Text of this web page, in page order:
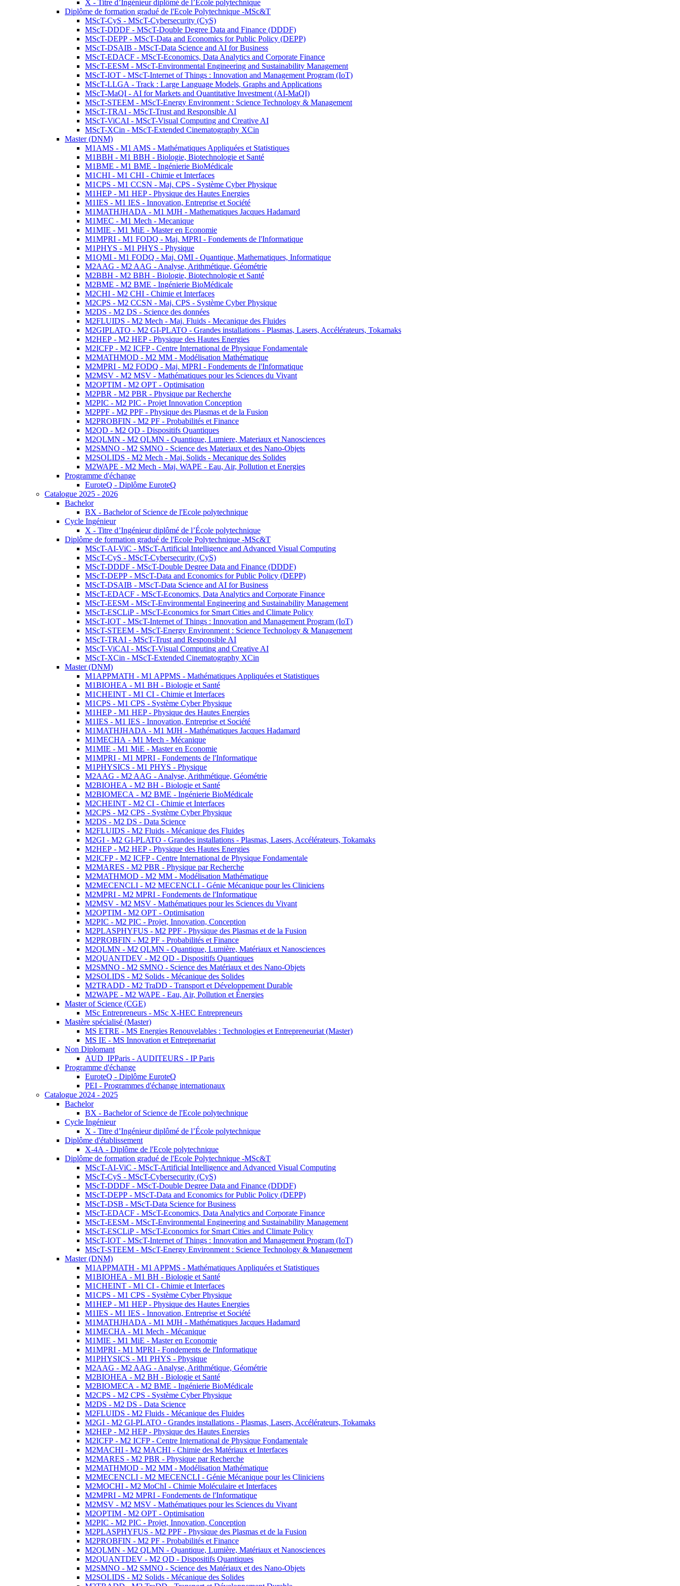
X - Titre d’Ingénieur diplômé de l’École polytechnique
Diplôme de formation gradué de l'Ecole Polytechnique -MSc&T
MScT-CyS - MScT-Cybersecurity (CyS)
MScT-DDDF - MScT-Double Degree Data and Finance (DDDF)
MScT-DEPP - MScT-Data and Economics for Public Policy (DEPP)
MScT-DSAIB - MScT-Data Science and AI for Business
MScT-EDACF - MScT-Economics, Data Analytics and Corporate Finance
MScT-EESM - MScT-Environmental Engineering and Sustainability Management
MScT-IOT - MScT-Internet of Things : Innovation and Management Program (IoT)
MScT-LLGA - Track : Large Language Models, Graphs and Applications
MScT-MaQI - AI for Markets and Quantitative Investment (AI-MaQI)
MScT-STEEM - MScT-Energy Environment : Science Technology & Management
MScT-TRAI - MScT-Trust and Responsible AI
MScT-ViCAI - MScT-Visual Computing and Creative AI
MScT-XCin - MScT-Extended Cinematography XCin
Master (DNM)
M1AMS - M1 AMS - Mathématiques Appliquées et Statistiques
M1BBH - M1 BBH - Biologie, Biotechnologie et Santé
M1BME - M1 BME - Ingénierie BioMédicale
M1CHI - M1 CHI - Chimie et Interfaces
M1CPS - M1 CCSN - Maj. CPS - Système Cyber Physique
M1HEP - M1 HEP - Physique des Hautes Energies
M1IES - M1 IES - Innovation, Entreprise et Société
M1MATHJHADA - M1 MJH - Mathematiques Jacques Hadamard
M1MEC - M1 Mech - Mecanique
M1MIE - M1 MiE - Master en Economie
M1MPRI - M1 FODQ - Maj. MPRI - Fondements de l'Informatique
M1PHYS - M1 PHYS - Physique
M1QMI - M1 FODQ - Maj. QMI - Quantique, Mathematiques, Informatique
M2AAG - M2 AAG - Analyse, Arithmétique, Géométrie
M2BBH - M2 BBH - Biologie, Biotechnologie et Santé
M2BME - M2 BME - Ingénierie BioMédicale
M2CHI - M2 CHI - Chimie et Interfaces
M2CPS - M2 CCSN - Maj. CPS - Système Cyber Physique
M2DS - M2 DS - Science des données
M2FLUIDS - M2 Mech - Maj. Fluids - Mecanique des Fluides
M2GIPLATO - M2 GI-PLATO - Grandes installations - Plasmas, Lasers, Accélérateurs, Tokamaks
M2HEP - M2 HEP - Physique des Hautes Energies
M2ICFP - M2 ICFP - Centre International de Physique Fondamentale
M2MATHMOD - M2 MM - Modélisation Mathématique
M2MPRI - M2 FODQ - Maj. MPRI - Fondements de l'Informatique
M2MSV - M2 MSV - Mathématiques pour les Sciences du Vivant
M2OPTIM - M2 OPT - Optimisation
M2PBR - M2 PBR - Physique par Recherche
M2PIC - M2 PIC - Projet Innovation Conception
M2PPF - M2 PPF - Physique des Plasmas et de la Fusion
M2PROBFIN - M2 PF - Probabilités et Finance
M2QD - M2 QD - Dispositifs Quantiques
M2QLMN - M2 QLMN - Quantique, Lumiere, Materiaux et Nanosciences
M2SMNO - M2 SMNO - Science des Materiaux et des Nano-Objets
M2SOLIDS - M2 Mech - Maj. Solids - Mecanique des Solides
M2WAPE - M2 Mech - Maj. WAPE - Eau, Air, Pollution et Energies
Programme d'échange
EuroteQ - Diplôme EuroteQ
Catalogue 2025 - 2026
Bachelor
BX - Bachelor of Science de l'Ecole polytechnique
Cycle Ingénieur
X - Titre d’Ingénieur diplômé de l’École polytechnique
Diplôme de formation gradué de l'Ecole Polytechnique -MSc&T
MScT-AI-ViC - MScT-Artificial Intelligence and Advanced Visual Computing
MScT-CyS - MScT-Cybersecurity (CyS)
MScT-DDDF - MScT-Double Degree Data and Finance (DDDF)
MScT-DEPP - MScT-Data and Economics for Public Policy (DEPP)
MScT-DSAIB - MScT-Data Science and AI for Business
MScT-EDACF - MScT-Economics, Data Analytics and Corporate Finance
MScT-EESM - MScT-Environmental Engineering and Sustainability Management
MScT-ESCLiP - MScT-Economics for Smart Cities and Climate Policy
MScT-IOT - MScT-Internet of Things : Innovation and Management Program (IoT)
MScT-STEEM - MScT-Energy Environment : Science Technology & Management
MScT-TRAI - MScT-Trust and Responsible AI
MScT-ViCAI - MScT-Visual Computing and Creative AI
MScT-XCin - MScT-Extended Cinematography XCin
Master (DNM)
M1APPMATH - M1 APPMS - Mathématiques Appliquées et Statistiques
M1BIOHEA - M1 BH - Biologie et Santé
M1CHEINT - M1 CI - Chimie et Interfaces
M1CPS - M1 CPS - Système Cyber Physique
M1HEP - M1 HEP - Physique des Hautes Energies
M1IES - M1 IES - Innovation, Entreprise et Société
M1MATHJHADA - M1 MJH - Mathématiques Jacques Hadamard
M1MECHA - M1 Mech - Mécanique
M1MIE - M1 MiE - Master en Economie
M1MPRI - M1 MPRI - Fondements de l'Informatique
M1PHYSICS - M1 PHYS - Physique
M2AAG - M2 AAG - Analyse, Arithmétique, Géométrie
M2BIOHEA - M2 BH - Biologie et Santé
M2BIOMECA - M2 BME - Ingénierie BioMédicale
M2CHEINT - M2 CI - Chimie et Interfaces
M2CPS - M2 CPS - Système Cyber Physique
M2DS - M2 DS - Data Science
M2FLUIDS - M2 Fluids - Mécanique des Fluides
M2GI - M2 GI-PLATO - Grandes installations - Plasmas, Lasers, Accélérateurs, Tokamaks
M2HEP - M2 HEP - Physique des Hautes Energies
M2ICFP - M2 ICFP - Centre International de Physique Fondamentale
M2MARES - M2 PBR - Physique par Recherche
M2MATHMOD - M2 MM - Modélisation Mathématique
M2MECENCLI - M2 MECENCLI - Génie Mécanique pour les Cliniciens
M2MPRI - M2 MPRI - Fondements de l'Informatique
M2MSV - M2 MSV - Mathématiques pour les Sciences du Vivant
M2OPTIM - M2 OPT - Optimisation
M2PIC - M2 PIC - Projet, Innovation, Conception
M2PLASPHYFUS - M2 PPF - Physique des Plasmas et de la Fusion
M2PROBFIN - M2 PF - Probabilités et Finance
M2QLMN - M2 QLMN - Quantique, Lumière, Matériaux et Nanosciences
M2QUANTDEV - M2 QD - Dispositifs Quantiques
M2SMNO - M2 SMNO - Science des Matériaux et des Nano-Objets
M2SOLIDS - M2 Solids - Mécanique des Solides
M2TRADD - M2 TraDD - Transport et Développement Durable
M2WAPE - M2 WAPE - Eau, Air, Pollution et Énergies
Master of Science (CGE)
MSc Entrepreneurs - MSc X-HEC Entrepreneurs
Mastère spécialisé (Master)
MS ETRE - MS Energies Renouvelables : Technologies et Entrepreneuriat (Master)
MS IE - MS Innovation et Entreprenariat
Non Diplomant
AUD_IPParis - AUDITEURS - IP Paris
Programme d'échange
EuroteQ - Diplôme EuroteQ
PEI - Programmes d'échange internationaux
Catalogue 2024 - 2025
Bachelor
BX - Bachelor of Science de l'Ecole polytechnique
Cycle Ingénieur
X - Titre d’Ingénieur diplômé de l’École polytechnique
Diplôme d'établissement
X-4A - Diplôme de l'Ecole polytechnique
Diplôme de formation gradué de l'Ecole Polytechnique -MSc&T
MScT-AI-ViC - MScT-Artificial Intelligence and Advanced Visual Computing
MScT-CyS - MScT-Cybersecurity (CyS)
MScT-DDDF - MScT-Double Degree Data and Finance (DDDF)
MScT-DEPP - MScT-Data and Economics for Public Policy (DEPP)
MScT-DSB - MScT-Data Science for Business
MScT-EDACF - MScT-Economics, Data Analytics and Corporate Finance
MScT-EESM - MScT-Environmental Engineering and Sustainability Management
MScT-ESCLiP - MScT-Economics for Smart Cities and Climate Policy
MScT-IOT - MScT-Internet of Things : Innovation and Management Program (IoT)
MScT-STEEM - MScT-Energy Environment : Science Technology & Management
Master (DNM)
M1APPMATH - M1 APPMS - Mathématiques Appliquées et Statistiques
M1BIOHEA - M1 BH - Biologie et Santé
M1CHEINT - M1 CI - Chimie et Interfaces
M1CPS - M1 CPS - Système Cyber Physique
M1HEP - M1 HEP - Physique des Hautes Energies
M1IES - M1 IES - Innovation, Entreprise et Société
M1MATHJHADA - M1 MJH - Mathématiques Jacques Hadamard
M1MECHA - M1 Mech - Mécanique
M1MIE - M1 MiE - Master en Economie
M1MPRI - M1 MPRI - Fondements de l'Informatique
M1PHYSICS - M1 PHYS - Physique
M2AAG - M2 AAG - Analyse, Arithmétique, Géométrie
M2BIOHEA - M2 BH - Biologie et Santé
M2BIOMECA - M2 BME - Ingénierie BioMédicale
M2CPS - M2 CPS - Système Cyber Physique
M2DS - M2 DS - Data Science
M2FLUIDS - M2 Fluids - Mécanique des Fluides
M2GI - M2 GI-PLATO - Grandes installations - Plasmas, Lasers, Accélérateurs, Tokamaks
M2HEP - M2 HEP - Physique des Hautes Energies
M2ICFP - M2 ICFP - Centre International de Physique Fondamentale
M2MACHI - M2 MACHI - Chimie des Matériaux et Interfaces
M2MARES - M2 PBR - Physique par Recherche
M2MATHMOD - M2 MM - Modélisation Mathématique
M2MECENCLI - M2 MECENCLI - Génie Mécanique pour les Cliniciens
M2MOCHI - M2 MoChI - Chimie Moléculaire et Interfaces
M2MPRI - M2 MPRI - Fondements de l'Informatique
M2MSV - M2 MSV - Mathématiques pour les Sciences du Vivant
M2OPTIM - M2 OPT - Optimisation
M2PIC - M2 PIC - Projet, Innovation, Conception
M2PLASPHYFUS - M2 PPF - Physique des Plasmas et de la Fusion
M2PROBFIN - M2 PF - Probabilités et Finance
M2QLMN - M2 QLMN - Quantique, Lumière, Matériaux et Nanosciences
M2QUANTDEV - M2 QD - Dispositifs Quantiques
M2SMNO - M2 SMNO - Science des Matériaux et des Nano-Objets
M2SOLIDS - M2 Solids - Mécanique des Solides